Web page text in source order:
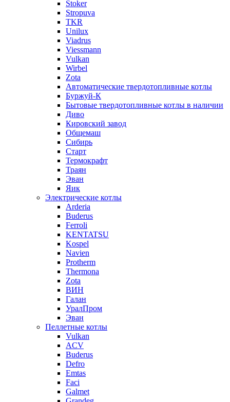
Stoker
Stropuva
TKR
Unilux
Viadrus
Viessmann
Vulkan
Wirbel
Zota
Автоматические твердотопливные котлы
Буржуй-К
Бытовые твердотопливные котлы в наличии
Диво
Кировский завод
Общемаш
Сибирь
Старт
Термокрафт
Траян
Эван
Яик
Электрические котлы
Arderia
Buderus
Ferroli
KENTATSU
Kospel
Navien
Protherm
Thermona
Zota
ВИН
Галан
УралПром
Эван
Пеллетные котлы
Vulkan
ACV
Buderus
Defro
Emtas
Faci
Galmet